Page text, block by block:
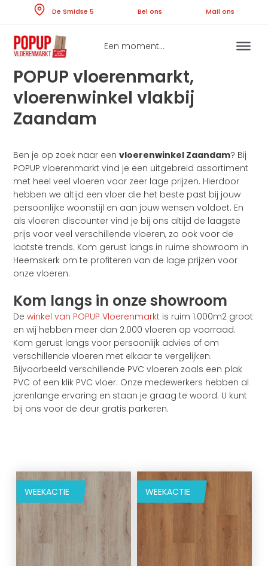
content
De Smidse 5
Een moment...
POPUP vloerenmarkt,
vloerenwinkel vlakbij
Zaandam
Ben je op zoek naar eenvloerenwinkel Zaandam? Bij
POPUP vloerenmarkt vind je een uitgebreid assortiment
met heel veel vloeren voor zeer lage prijzen. Hierdoor
hebben we altijd een vloer die het beste past bij jouw
persoonlijke woonstijl en aan jouw wensen voldoet. En
als vloeren discounter vind je bij ons altijd de laagste
prijs voor veel verschillende vloeren, zo ook voor de
laatste trends. Kom gerust langs in ruime showroom in
Heemskerk om te profiteren van de lage prijzen voor
onze vloeren.
Kom langs in onze showroom
De winkel van POPUP Vloerenmarkt is ruim 1.000m2 groot
en wij hebben meer dan 2.000 vloeren op voorraad.
Kom gerust langs voor persoonlijk advies of om
verschillende vloeren met elkaar te vergelijken.
Bijvoorbeeld verschillende PVC vloeren zoals een plak
PVC of een klik PVC vloer. Onze medewerkers hebben al
jarenlange ervaring en staan je graag te woord. U kunt
bij ons voor de deur gratis parkeren.
WEEKACTIE WEEKACTIE